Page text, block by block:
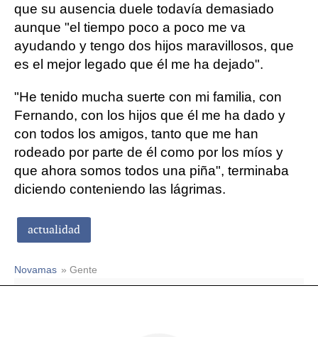
que su ausencia duele todavía demasiado
aunque "el tiempo poco a poco me va
ayudando y tengo dos hijos maravillosos, que
es el mejor legado que él me ha dejado".
"He tenido mucha suerte con mi familia, con
Fernando, con los hijos que él me ha dado y
con todos los amigos, tanto que me han
rodeado por parte de él como por los míos y
que ahora somos todos una piña", terminaba
diciendo conteniendo las lágrimas.
actualidad
Novamas » Gente